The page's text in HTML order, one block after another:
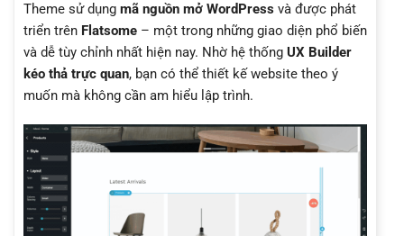
Theme sử dụng mã nguồn mở WordPress và được phát
triển trên Flatsome – một trong những giao diện phổ biến
và dễ tùy chỉnh nhất hiện nay. Nhờ hệ thống UX Builder
kéo thả trực quan, bạn có thể thiết kế website theo ý
muốn mà không cần am hiểu lập trình.